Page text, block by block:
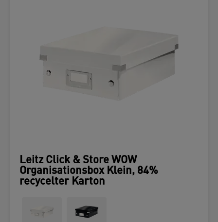
Leitz Click & Store WOW
Organisationsbox Klein, 84%
recycelter Karton